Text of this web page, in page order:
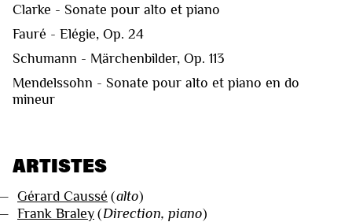
Clarke - Sonate pour alto et piano
Fauré - Elégie, Op. 24
Schumann - Märchenbilder, Op. 113
Mendelssohn - Sonate pour alto et piano en do
mineur
ARTISTES
Gérard Caussé (alto)
Frank Braley (Direction, piano)